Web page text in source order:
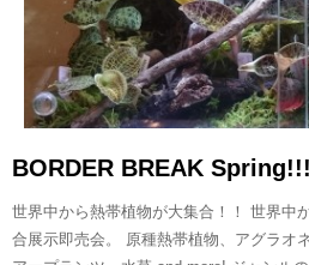
BORDER BREAK Spring!!!
世界中から熱帯植物が大集合！！ 世界中
合展示即売会。 原種熱帯植物、アグラオ